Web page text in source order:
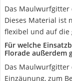
Das Maulwurfgitter
Dieses Material ist
flexibel und auf die
Für welche
Florade außerdem
Das Maulwurfgitter
Einzäunung, zum